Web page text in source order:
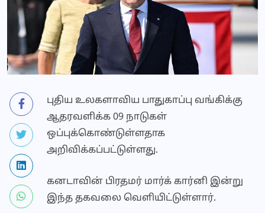
புதிய உலகளாவிய பாதுகாப்பு வங்கிக்கு
ஆதரவளிக்க 09 நாடுகள்
ஒப்புக்கொண்டுள்ளதாக
அறிவிக்கப்பட்டுள்ளது.
கனடாவின் பிரதமர் மார்க் கார்னி இன்று
இந்த தகவலை வெளியிட்டுள்ளார்.